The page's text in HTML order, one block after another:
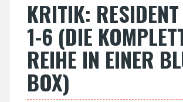
KRITIK:
1-6 (DIE
REIHE IN EINER
BOX)